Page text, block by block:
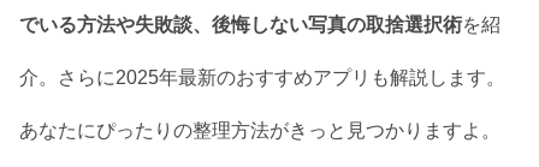
でいる方法や失敗談、後悔しない写真の取捨選択術を紹
介。さらに2025年最新のおすすめアプリも解説します。
あなたにぴったりの整理方法がきっと見つかりますよ。